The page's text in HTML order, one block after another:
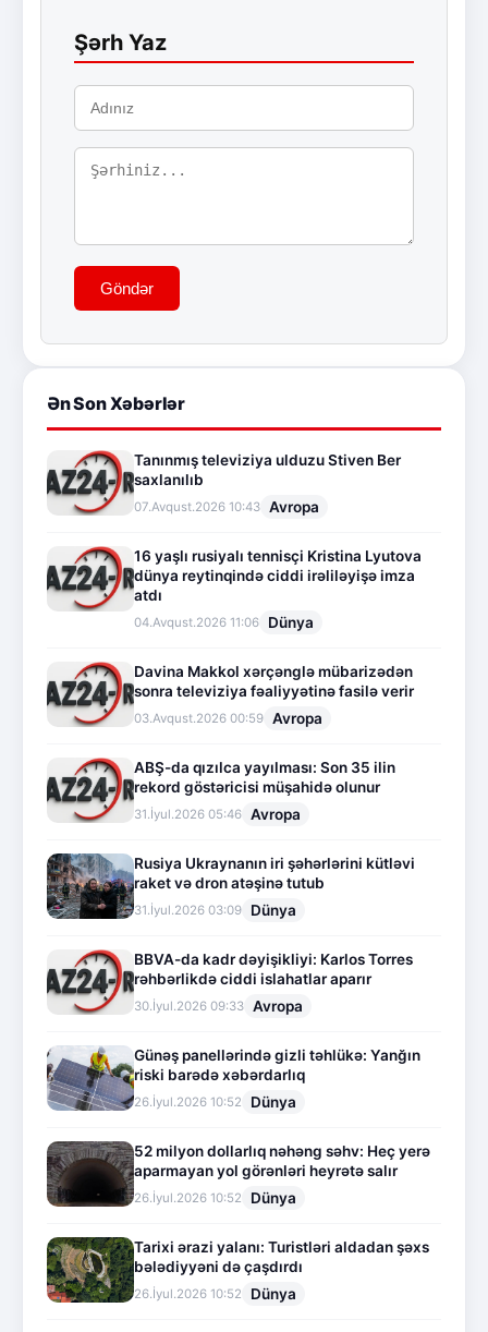
Şərh Yaz
Göndər
Ən Son Xəbərlər
Tanınmış televiziya ulduzu Stiven Ber
saxlanılıb
07.Avqust.2026 10:43 Avropa
16 yaşlı rusiyalı tennisçi Kristina Lyutova
dünya reytinqində ciddi irəliləyişə imza
atdı
04.Avqust.2026 11:06 Dünya
Davina Makkol xərçənglə mübarizədən
sonra televiziya fəaliyyətinə fasilə verir
03.Avqust.2026 00:59 Avropa
ABŞ-da qızılca yayılması: Son 35 ilin
rekord göstəricisi müşahidə olunur
31.İyul.2026 05:46 Avropa
Rusiya Ukraynanın iri şəhərlərini kütləvi
raket və dron atəşinə tutub
31.İyul.2026 03:09 Dünya
BBVA-da kadr dəyişikliyi: Karlos Torres
rəhbərlikdə ciddi islahatlar aparır
30.İyul.2026 09:33 Avropa
Günəş panellərində gizli təhlükə: Yanğın
riski barədə xəbərdarlıq
26.İyul.2026 10:52 Dünya
52 milyon dollarlıq nəhəng səhv: Heç yerə
aparmayan yol görənləri heyrətə salır
26.İyul.2026 10:52 Dünya
Tarixi ərazi yalanı: Turistləri aldadan şəxs
bələdiyyəni də çaşdırdı
26.İyul.2026 10:52 Dünya